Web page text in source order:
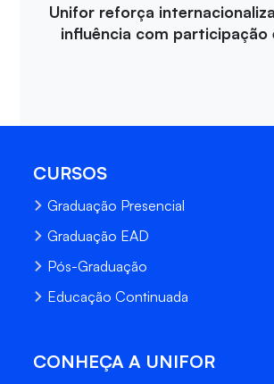
Unifor reforça
influência com participação
CURSOS
Graduação Presencial
Graduação EAD
Pós-Graduação
Educação Continuada
CONHEÇA A UNIFOR